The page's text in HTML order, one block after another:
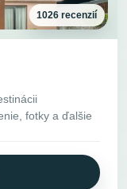
1026 recenzií
fotky a ďalšie